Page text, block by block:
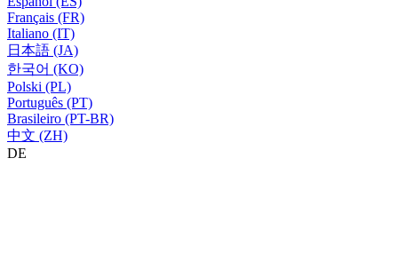
Français (FR)
Italiano (IT)
日本語 (JA)
한국어 (KO)
Polski (PL)
Português (PT)
Brasileiro (PT-BR)
中文 (ZH)
DE